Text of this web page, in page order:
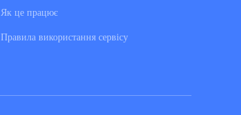
Як це працює
Правила використання сервiсу